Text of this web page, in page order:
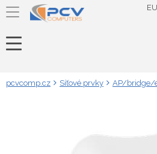
pcvcomp.cz Síťové prvky AP/bridge/